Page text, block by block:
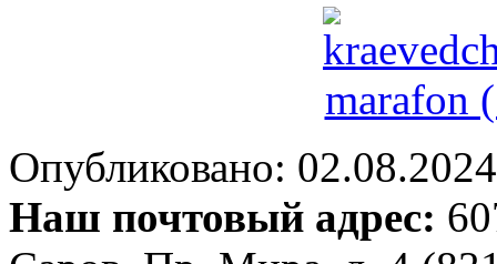
Опубликовано:
Наш почтовый адрес: